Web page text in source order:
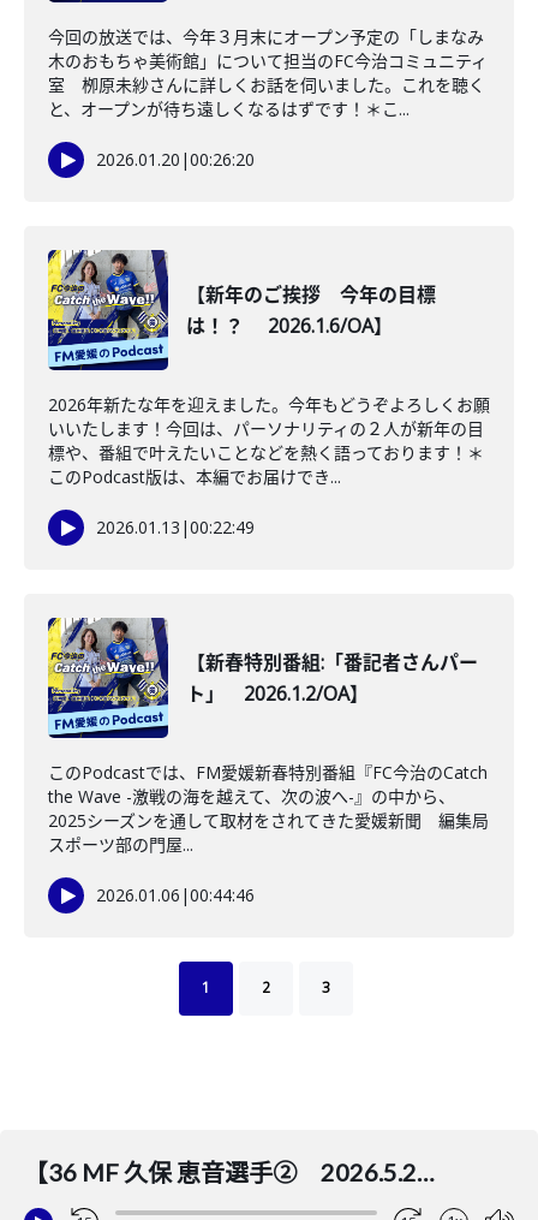
今回の放送では、今年３月末にオープン予定の「しまなみ
木のおもちゃ美術館」について担当のFC今治コミュニティ
室 栁原未紗さんに詳しくお話を伺いました。これを聴く
と、オープンが待ち遠しくなるはずです！＊こ...
2026.01.20 |00:26:20
【新年のご挨拶 今年の目標
は！？ 2026.1.6/OA】
2026年新たな年を迎えました。今年もどうぞよろしくお願
いいたします！今回は、パーソナリティの２人が新年の目
標や、番組で叶えたいことなどを熱く語っております！＊
このPodcast版は、本編でお届けでき...
2026.01.13 |00:22:49
【新春特別番組:「番記者さんパー
ト」 2026.1.2/OA】
このPodcastでは、FM愛媛新春特別番組『FC今治のCatch
the Wave -激戦の海を越えて、次の波へ-』の中から、
2025シーズンを通して取材をされてきた愛媛新聞 編集局
スポーツ部の門屋...
2026.01.06 |00:44:46
1 2 3
【36 MF 久保 恵音選手② 2026.5.26 OA.】